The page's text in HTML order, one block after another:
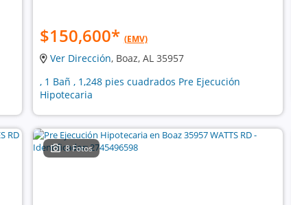
$150,600* (EMV)
Ver Dirección, Boaz, AL 35957
, 1 Bañ , 1,248 pies cuadrados Pre Ejecución
Hipotecaria
8 Fotos